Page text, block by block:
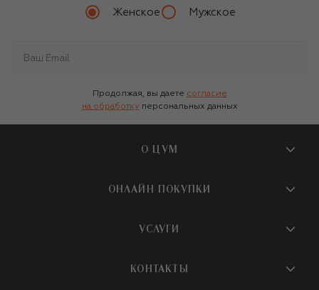
Женское Мужское
Продолжая, вы даете согласие
на обработку персональных данных
О ЦУМ
О магазине
Бутики и ПВЗ ЦУМ
ОНЛАЙН ПОКУПКИ
Доставка
УСЛУГИ
КОНТАКТЫ